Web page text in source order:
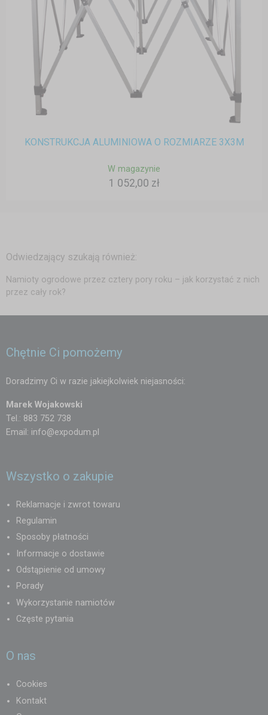
KONSTRUKCJA ALUMINIOWA O ROZMIARZE 3X3M
W magazynie
1 052,00 zł
Odwiedzający szukają również:
Namioty ogrodowe przez cztery pory roku – jak korzystać z nich
przez cały rok?
Chętnie Ci pomożemy
Doradzimy Ci w razie jakiejkolwiek niejasności:
Marek Wojakowski
Tel.: 883 752 738
Email: info@expodum.pl
Wszystko o zakupie
Reklamacje i zwrot towaru
Regulamin
Sposoby płatności
Informacje o dostawie
Odstąpienie od umowy
Porady
Wykorzystanie namiotów
Częste pytania
O nas
Cookies
Kontakt